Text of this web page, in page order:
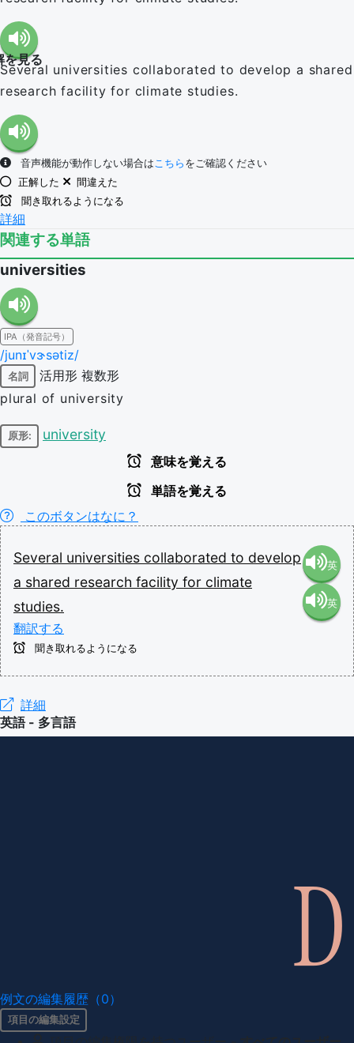
を見る
Several universities collaborated to develop a shared
research facility for climate studies.
音声機能が動作しない場合はこちら をご確認ください
正解した
間違えた
聞き取れるようになる
詳細
関連する単語
universities
IPA（発音記号）
/junɪˈvɝsətiz/
名詞 活用形 複数形
plural of university
原形: university
意味を覚える
単語を覚える
このボタンはなに？
Several universities collaborated to develop
a shared research facility for climate
studies.
翻訳する
英
語（米
英
聞き取れるようになる
詳細
英語 - 多言語
例文の編集履歴（0）
項目の編集設定